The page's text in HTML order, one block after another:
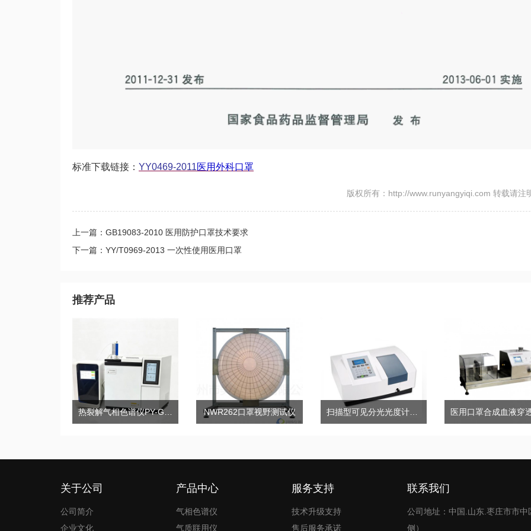
标准下载链接： YY0469-2011医用外科口罩
版权所有：http://www.runyangyiqi.com 转载请注
上一篇：GB19083-2010 医用防护口罩技术要求
下一篇：YY/T0969-2013 一次性使用医用口罩
推荐产品
热裂解气相色谱仪PY-GC2020Pro NWR262口罩视野测试仪 扫描型可见分光光度计723(N.S)
关于公司
公司简介
企业文化
产品中心
气相色谱仪
气质联用仪
服务支持
技术升级支持
售后服务承诺
联系我们
公司地址：中国.山东.枣庄市市
侧）